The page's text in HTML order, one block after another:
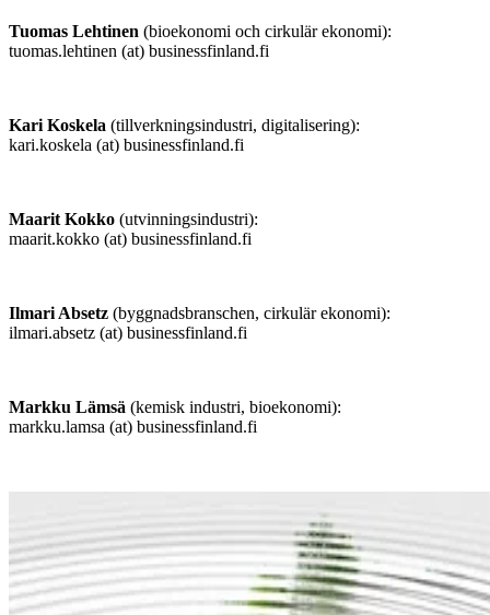
Tuomas Lehtinen (bioekonomi och cirkulär ekonomi):
tuomas.lehtinen (at) businessfinland.fi
Kari Koskela (tillverkningsindustri, digitalisering):
kari.koskela (at) businessfinland.fi
Maarit Kokko (utvinningsindustri):
maarit.kokko (at) businessfinland.fi
Ilmari Absetz (byggnadsbranschen, cirkulär ekonomi):
ilmari.absetz (at) businessfinland.fi
Markku Lämsä (kemisk industri, bioekonomi):
markku.lamsa (at) businessfinland.fi